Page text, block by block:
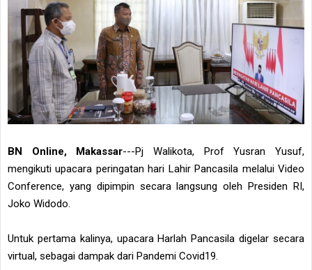
BN Online, Makassar---Pj Walikota, Prof Yusran Yusuf,
mengikuti upacara peringatan hari Lahir Pancasila melalui Video
Conference, yang dipimpin secara langsung oleh Presiden RI,
Joko Widodo.
Untuk pertama kalinya, upacara Harlah Pancasila digelar secara
virtual, sebagai dampak dari Pandemi Covid19.